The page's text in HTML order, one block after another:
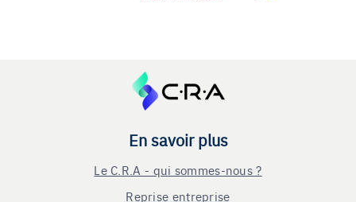
En savoir plus
Le C.R.A - qui sommes-nous ?
Reprise entreprise